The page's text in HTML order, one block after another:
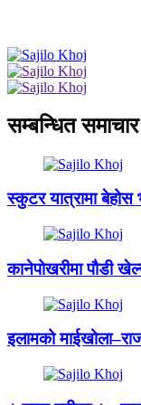
सम्बन्धित समाचार
स्कुटर यात्रामा
कानेपोखरीमा पौडी
इलामको